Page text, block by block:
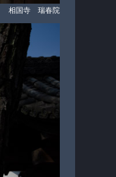
相国寺 瑞春院